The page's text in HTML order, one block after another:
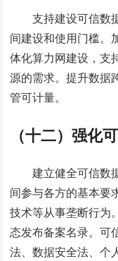
支持建设可信数
间建设和使用门槛。
体化算力网建设，支
源的需求。提升数据
管可计量。
（十二）强化
建立健全可信数
间参与各方的基本要
技术等从事垄断行为
态发布备案名录。可
法、数据安全法、个